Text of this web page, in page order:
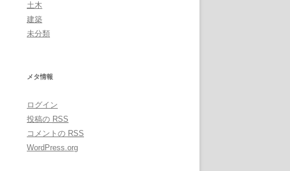
土木
建築
未分類
メタ情報
ログイン
投稿の RSS
コメントの RSS
WordPress.org